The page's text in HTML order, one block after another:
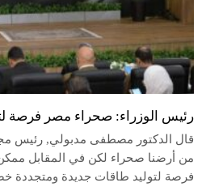
رئيس الوزراء: صحراء مصر فرصة
قال الدكتور مصطفى مدبولي, رئيس
من أرضنا صحراء لكن في المقابل
فرصة لتوليد طاقات جديدة ومتجددة